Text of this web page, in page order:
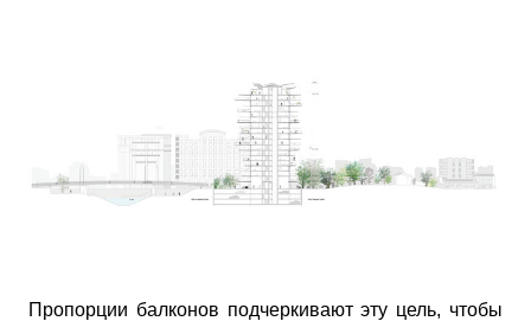
Пропорции балконов подчеркивают эту цель, чтобы